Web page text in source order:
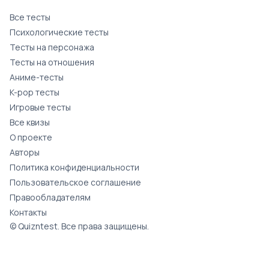
Все тесты
Психологические тесты
Тесты на персонажа
Тесты на отношения
Аниме-тесты
K-pop тесты
Игровые тесты
Все квизы
О проекте
Авторы
Политика конфиденциальности
Пользовательское соглашение
Правообладателям
Контакты
© Quizntest. Все права защищены.